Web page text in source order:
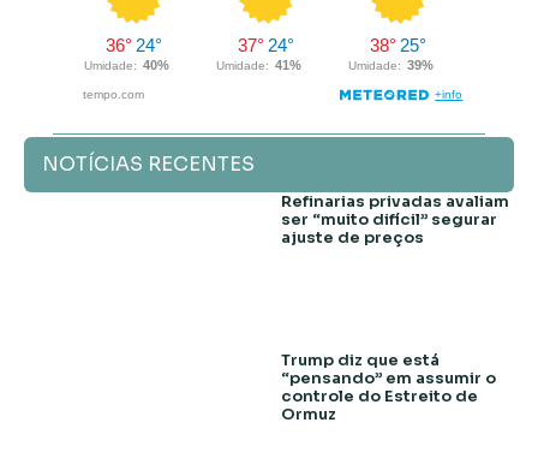
NOTÍCIAS RECENTES
Refinarias privadas avaliam
ser “muito difícil” segurar
ajuste de preços
Trump diz que está
“pensando” em assumir o
controle do Estreito de
Ormuz